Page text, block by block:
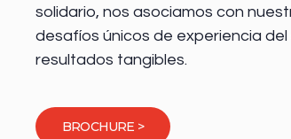
solidario, nos asociamos con
desafíos únicos de experiencia
resultados tangibles.
BROCHURE >